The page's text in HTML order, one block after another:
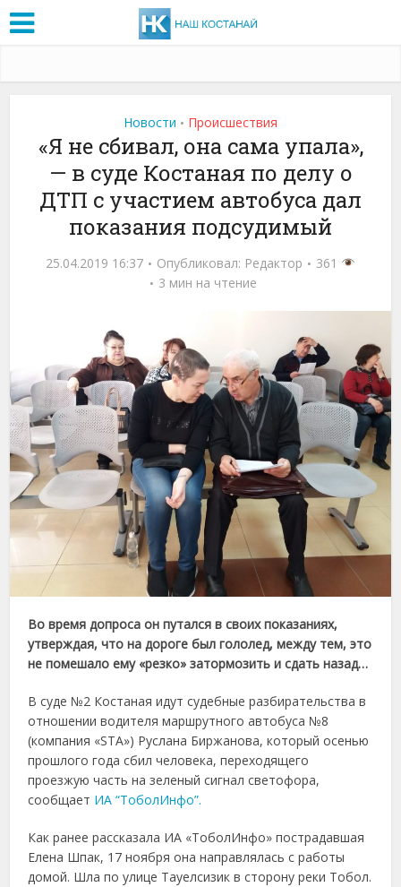
Новости • Проиcшествия
«Я не сбивал, она сама упала»,
— в суде Костаная по делу о
ДТП с участием автобуса дал
показания подсудимый
25.04.2019 16:37 Опубликовал: Редактор
361
3 мин на чтение
Во время допроса он путался в своих показаниях,
утверждая, что на дороге был гололед, между тем, это
не помешало ему «резко» затормозить и сдать назад…
В суде №2 Костаная идут судебные разбирательства в
отношении водителя маршрутного автобуса №8
(компания «STA») Руслана Биржанова, который осенью
прошлого года сбил человека, переходящего
проезжую часть на зеленый сигнал светофора,
сообщает ИА “ТоболИнфо”.
Как ранее рассказала ИА «ТоболИнфо» пострадавшая
Елена Шпак, 17 ноября она направлялась с работы
домой. Шла по улице Тауелсизик в сторону реки Тобол.